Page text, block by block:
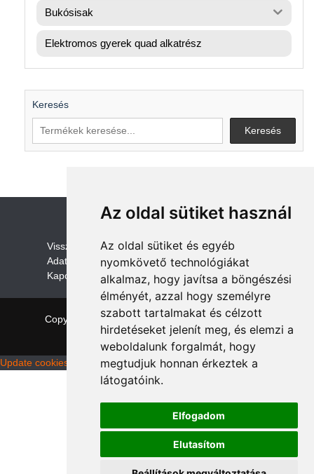
Az oldal sütiket használ
Az oldal sütiket és egyéb
nyomkövető technológiákat
alkalmaz, hogy javítsa a böngészési
élményét, azzal hogy személyre
szabott tartalmakat és célzott
hirdetéseket jelenít meg, és elemzi a
weboldalunk forgalmát, hogy
megtudjuk honnan érkeztek a
látogatóink.
Elfogadom
Elutasítom
Bukósisak
Elektromos gyerek quad alkatrész
Keresés
Keresés
Visszaküldési és visszatérítési szabályzat
Adatvédelem /GDPR
Kapcsolat
Copyright © 2026 quadalkatreszek.com | Theme:
NewStoreby ThemeFarmer
Update cookies preferences